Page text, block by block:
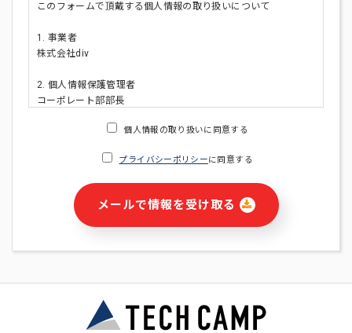
このフォームで頂戴する個人情報の取り扱いについて
1. 事業者
株式会社div
2. 個人情報保護管理者
コーポレート部部長
・ご請求された資料の送付のため
・本サービス及び本サービスに関連する情報(当社及び第三者の
サービス又は商品等の広告配信・宣伝を含みますが、それらに
・個人(法人の場合は担当者)を識別できない形式に加工した統
計情報の作成および利用
個人情報の取り扱いに同意する
プライバシーポリシーに同意する
メールで情報を受け取る